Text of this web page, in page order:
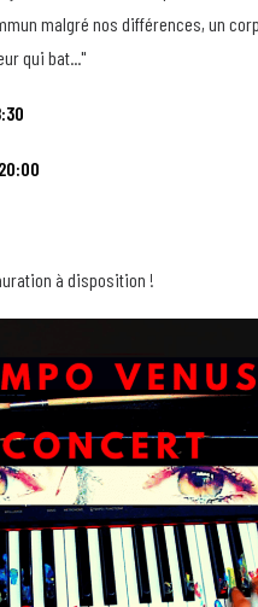
malgré nos différences, un
qui bat..."
à disposition !